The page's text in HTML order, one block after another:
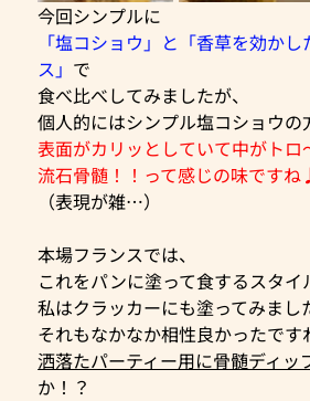
今回シンプルに
「塩コショウ」と「香草を効か
ス」 で
食べ比べしてみましたが、
個人的にはシンプル塩コショウの
表面がカリッとしていて中がト
流石骨髄！！って感じの味ですね
（表現が雑…）
本場フランスでは、
これをパンに塗って食するスタイ
私はクラッカーにも塗ってみまし
それもなかなか相性良かったです
洒落たパーティー用に骨髄ディッ
か！？